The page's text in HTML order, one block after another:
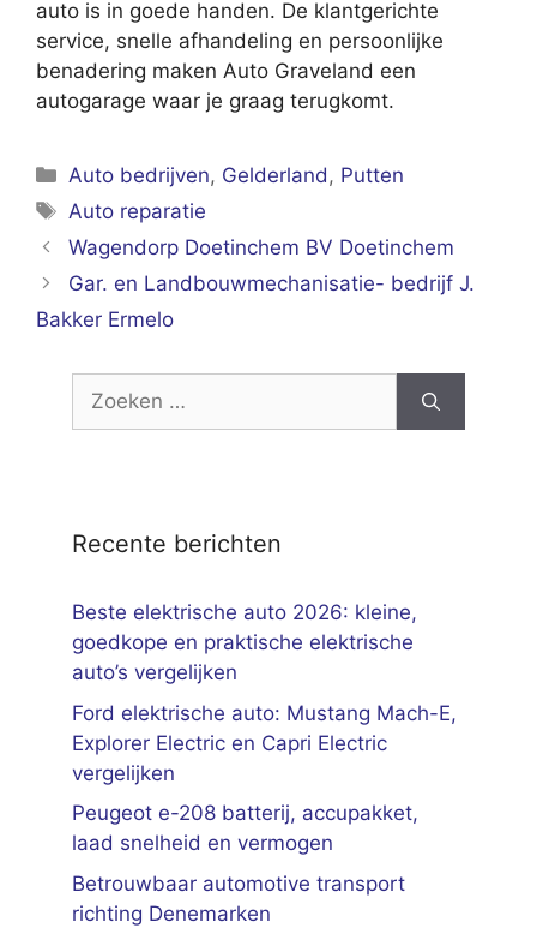
auto is in goede handen. De klantgerichte
service, snelle afhandeling en persoonlijke
benadering maken Auto Graveland een
autogarage waar je graag terugkomt.
Categorieën
Auto bedrijven, Gelderland, Putten
Tags
Auto reparatie
Wagendorp Doetinchem BV Doetinchem
Gar. en Landbouwmechanisatie- bedrijf J.
Bakker Ermelo
Zoek
Recente berichten
Beste elektrische auto 2026: kleine,
goedkope en praktische elektrische
auto’s vergelijken
Ford elektrische auto: Mustang Mach-E,
Explorer Electric en Capri Electric
vergelijken
Peugeot e-208 batterij, accupakket,
laad snelheid en vermogen
Betrouwbaar automotive transport
richting Denemarken